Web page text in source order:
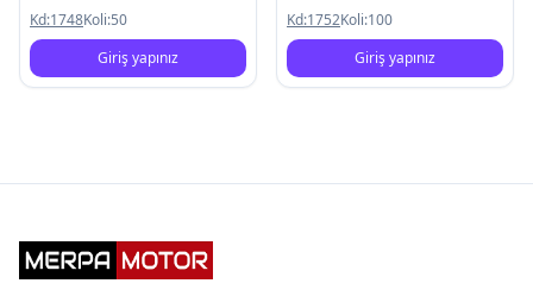
Kd:1748Koli:50
Giriş yapınız
Kd:1752Koli:100
Giriş yapınız